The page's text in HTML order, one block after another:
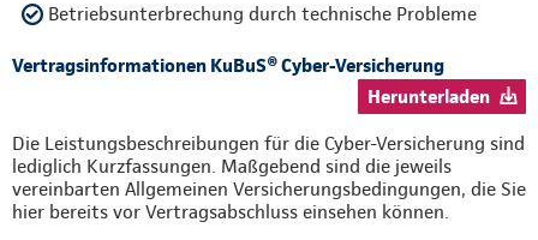
Betriebsunterbrechung durch technische Probleme
Vertragsinformationen KuBuS® Cyber-Versicherung
Herunterladen
Die Leistungsbeschreibungen für die Cyber-Versicherung sind
lediglich Kurzfassungen. Maßgebend sind die jeweils
vereinbarten Allgemeinen Versicherungsbedingungen, die Sie
hier bereits vor Vertragsabschluss einsehen können.